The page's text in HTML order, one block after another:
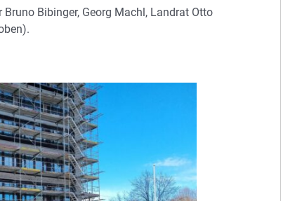
Bibinger, Georg Machl, Landrat Otto